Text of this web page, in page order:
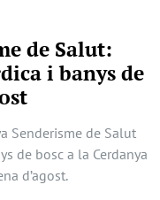
de Salut:
i banys de
Senderisme de Salut
de bosc a la Cerdanya
d’agost.